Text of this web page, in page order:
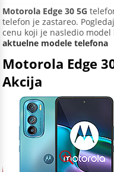
Motorola Edge 30 5G
telefon je zastareo.
cenu koji je nasledio model
aktuelne modele telefona
Motorola Edge
Akcija